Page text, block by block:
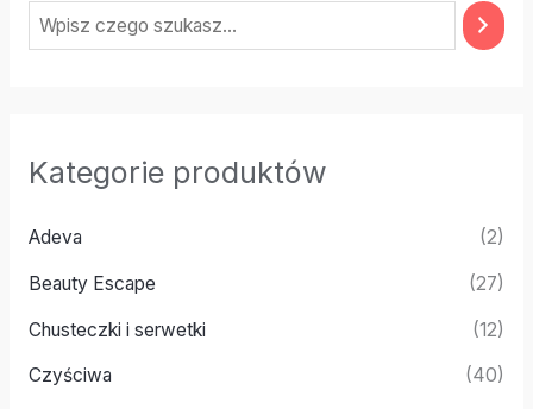
Kategorie produktów
Adeva (2)
Beauty Escape (27)
Chusteczki i serwetki (12)
Czyściwa (40)